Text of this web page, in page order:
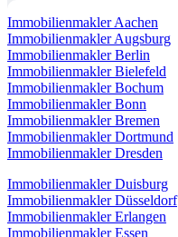
Immobilienmakler Aachen
Immobilienmakler Augsburg
Immobilienmakler Berlin
Immobilienmakler Bielefeld
Immobilienmakler Bochum
Immobilienmakler Bonn
Immobilienmakler Bremen
Immobilienmakler Dortmund
Immobilienmakler Dresden
Immobilienmakler Duisburg
Immobilienmakler Düsseldorf
Immobilienmakler Erlangen
Immobilienmakler Essen